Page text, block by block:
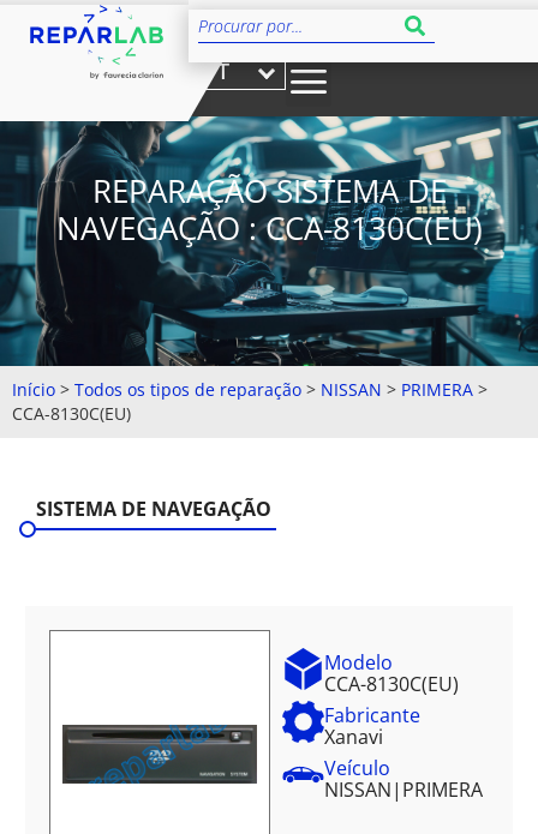
PT
REPARAÇÃO SISTEMA DE
NAVEGAÇÃO : CCA-8130C(EU)
Início > Todos os tipos de reparação > NISSAN > PRIMERA >
CCA-8130C(EU)
SISTEMA DE NAVEGAÇÃO
Modelo
CCA-8130C(EU)
Fabricante
Xanavi
Veículo
NISSAN| PRIMERA